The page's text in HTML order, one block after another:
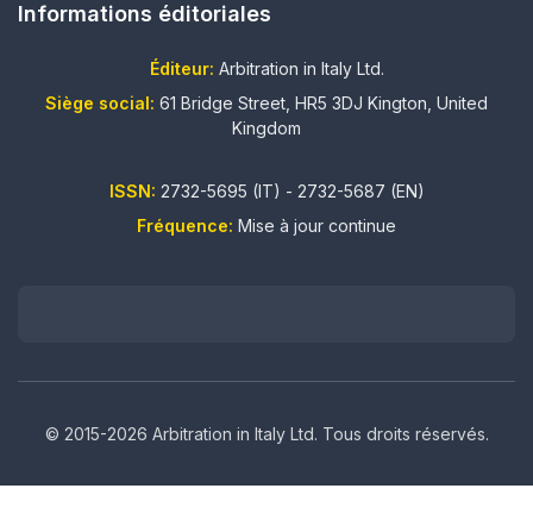
Informations éditoriales
Éditeur: Arbitration in Italy Ltd.
Siège social: 61 Bridge Street, HR5 3DJ Kington, United
Kingdom
ISSN: 2732-5695 (IT) - 2732-5687 (EN)
Fréquence: Mise à jour continue
© 2015-2026 Arbitration in Italy Ltd. Tous droits réservés.